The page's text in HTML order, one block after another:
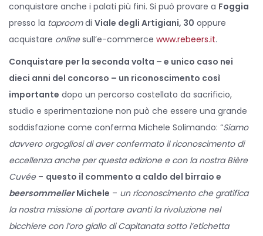
conquistare anche i palati più fini. Si può provare a Foggia
presso la taproomdi Viale degli Artigiani, 30 oppure
acquistare onlinesull’e-commerce www.rebeers.it.
Conquistare per la seconda volta – e unico caso nei
dieci anni del concorso – un riconoscimento così
importante dopo un percorso costellato da sacrificio,
studio e sperimentazione non può che essere una grande
soddisfazione come conferma Michele Solimando: “Siamo
davvero orgogliosi di aver confermato il riconoscimento di
eccellenza anche per questa edizione e con la nostra Bière
Cuvée– questo il commento a caldo del birraio e
beersommelierMichele – un riconoscimento che gratifica
la nostra missione di portare avanti la rivoluzione nel
bicchiere con l’oro giallo di Capitanata sotto l’etichetta